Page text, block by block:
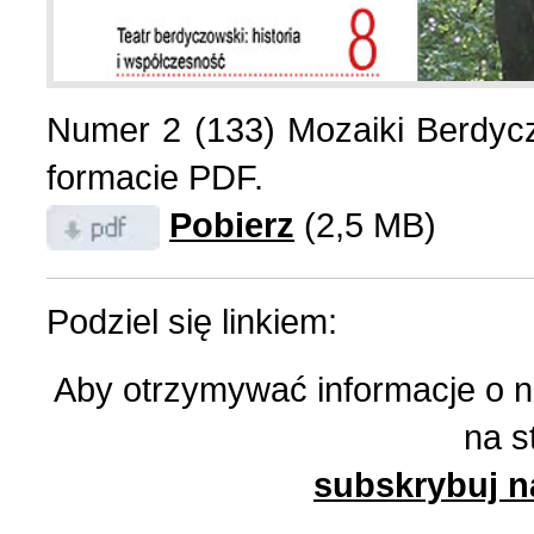
List do redakcji (7)
Literatura (2)
Losy Polaków
Losy rodzin polskich (3)
Mozaika na wsi (1)
Mozaika w PDF (47)
1 (156) 2024 r. (5)
4 (155) 2023 r. (1)
3 (154) 2023 r. (1)
2 (153) 2023 r. (1)
1 (152) 2023 r. (9)
4 (151) 2022 r. (2)
Numer 2 (133) Mozaiki
formacie PDF.
Pobierz (2,5 MB)
Podziel się linkiem:
Aby otrzymywać informacje o
na
subskrybuj